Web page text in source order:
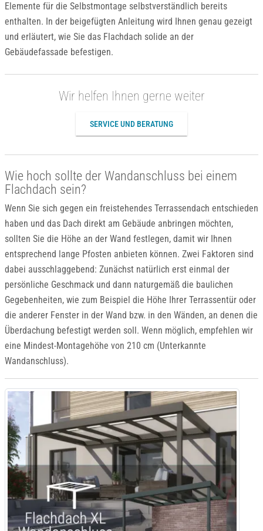
Elemente für die Selbstmontage selbstverständlich bereits
enthalten. In der beigefügten Anleitung wird Ihnen genau gezeigt
und erläutert, wie Sie das Flachdach solide an der
Gebäudefassade befestigen.
Wir helfen Ihnen gerne weiter
SERVICE UND BERATUNG
Wie hoch sollte der Wandanschluss bei einem
Flachdach sein?
Wenn Sie sich gegen ein freistehendes Terrassendach entschieden
haben und das Dach direkt am Gebäude anbringen möchten,
sollten Sie die Höhe an der Wand festlegen, damit wir Ihnen
entsprechend lange Pfosten anbieten können. Zwei Faktoren sind
dabei ausschlaggebend: Zunächst natürlich erst einmal der
persönliche Geschmack und dann naturgemäß die baulichen
Gegebenheiten, wie zum Beispiel die Höhe Ihrer Terrassentür oder
die anderer Fenster in der Wand bzw. in den Wänden, an denen die
Überdachung befestigt werden soll. Wenn möglich, empfehlen wir
eine Mindest-Montagehöhe von 210 cm (Unterkannte
Wandanschluss).